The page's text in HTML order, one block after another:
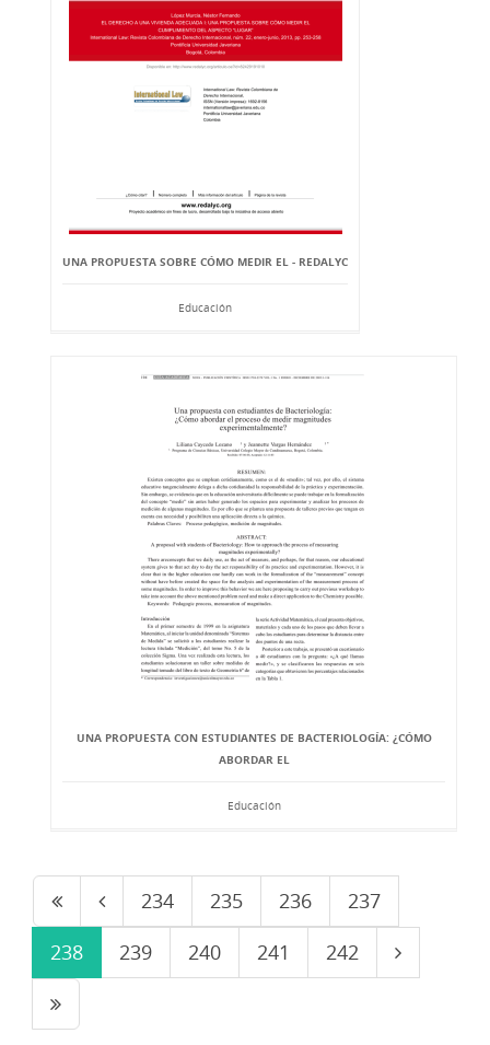
UNA PROPUESTA SOBRE CÓMO MEDIR EL - REDALYC
Educación
UNA PROPUESTA CON ESTUDIANTES DE BACTERIOLOGÍA: ¿CÓMO
ABORDAR EL
Educación
234 235 236
237
238
239 240 241 242